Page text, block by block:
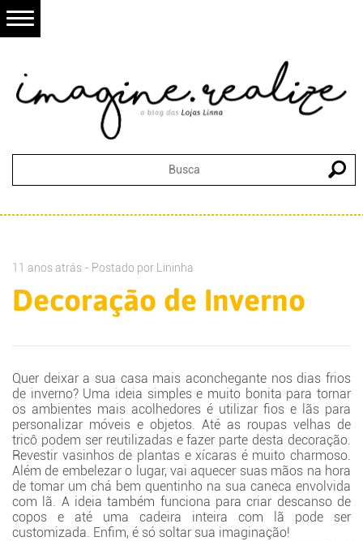
11 anos atrás - Postado por Lininha
Decoração de Inverno
Quer deixar a sua casa mais aconchegante nos dias frios
de inverno? Uma ideia simples e muito bonita para tornar
os ambientes mais acolhedores é utilizar fios e lãs para
personalizar móveis e objetos. Até as roupas velhas de
tricô podem ser reutilizadas e fazer parte desta decoração.
Revestir vasinhos de plantas e xícaras é muito charmoso.
Além de embelezar o lugar, vai aquecer suas mãos na hora
de tomar um chá bem quentinho na sua caneca envolvida
com lã. A ideia também funciona para criar descanso de
copos e até uma cadeira inteira com lã pode ser
customizada. Enfim, é só soltar sua imaginação!